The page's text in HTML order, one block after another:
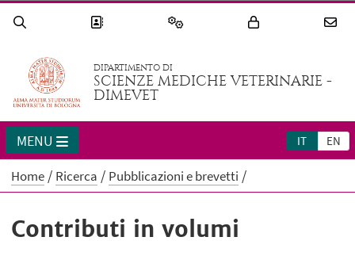
DIPARTIMENTO DI
SCIENZE MEDICHE VETERINARIE -
DIMEVET
IT EN
MENU
Home Ricerca Pubblicazioni e brevetti
Contributi in volumi